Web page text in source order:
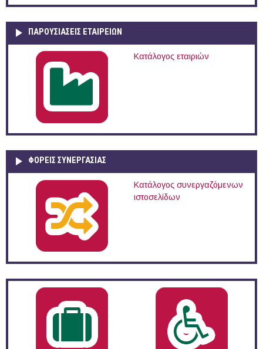
ΠΑΡΟΥΣΙΆΣΕΙΣ ΕΤΑΙΡΕΙΏΝ
Κατάλογος εταιριών
ΦΟΡΕΙΣ ΣΥΝΕΡΓΑΣΙΑΣ
Κατάλογος συνεργαζόμενων
ιστοσελίδων